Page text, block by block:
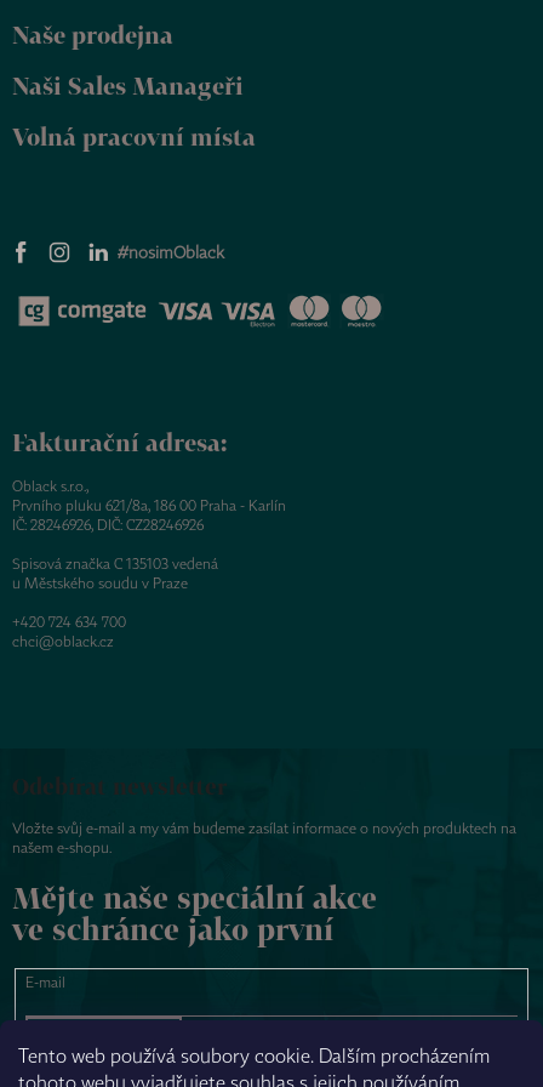
Tento web používá soubory cookie. Dalším procházením
Naše prodejna
Naši Sales Manageři
Volná pracovní místa
#nosimOblack
Fakturační adresa:
Oblack s.r.o.,
Prvního pluku 621/8a, 186 00 Praha - Karlín
IČ: 28246926, DIČ: CZ28246926
Spisová značka C 135103 vedená
u Městského soudu v Praze
+420 724 634 700
chci@oblack.cz
Odebírat newsletter
Vložte svůj e-mail a my vám budeme zasílat informace o nových produktech na
našem e-shopu.
Mějte naše speciální akce
ve schránce jako první
E-mail